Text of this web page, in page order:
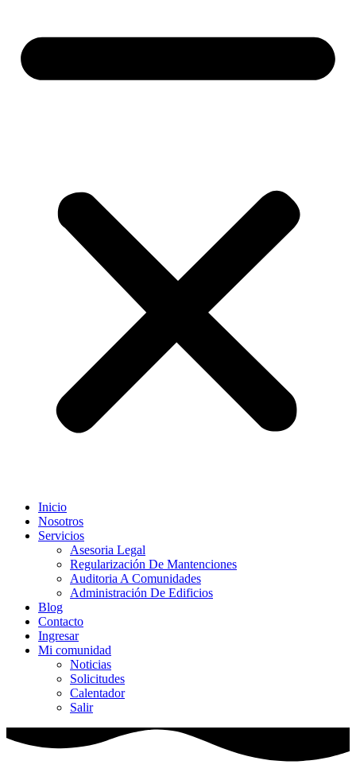
Inicio
Nosotros
Servicios
Asesoria Legal
Regularización De Mantenciones
Auditoria A Comunidades
Administración De Edificios
Blog
Contacto
Ingresar
Mi comunidad
Noticias
Solicitudes
Calentador
Salir